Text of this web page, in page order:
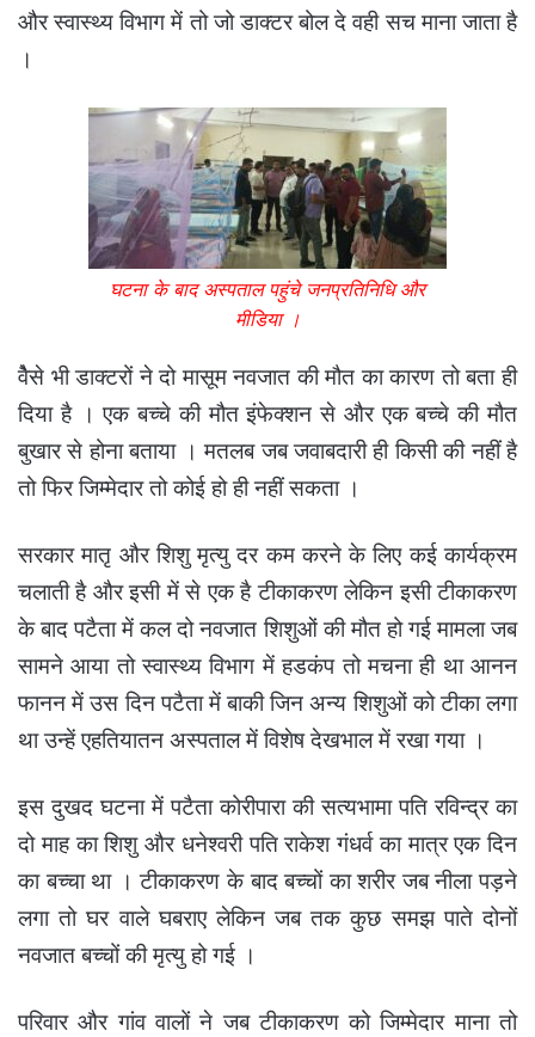
और स्वास्थ्य विभाग में तो जो डाक्टर बोल दे वही सच माना जाता है
।
घटना के बाद अस्पताल पहुंचे जनप्रतिनिधि और
मीडिया ।
वैेसे भी डाक्टरों ने दो मासूम नवजात की मौत का कारण तो बता ही
दिया है । एक बच्चे की मौत इंफेक्शन से और एक बच्चे की मौत
बुखार से होना बताया । मतलब जब जवाबदारी ही किसी की नहीं है
तो फिर जिम्मेदार तो कोई हो ही नहीं सकता ।
सरकार मातृ और शिशु मृत्यु दर कम करने के लिए कई कार्यक्रम
चलाती है और इसी में से एक है टीकाकरण लेकिन इसी टीकाकरण
के बाद पटैता में कल दो नवजात शिशुओं की मौत हो गई मामला जब
सामने आया तो स्वास्थ्य विभाग में हडकंप तो मचना ही था आनन
फानन में उस दिन पटैता में बाकी जिन अन्य शिशुओं को टीका लगा
था उन्हें एहतियातन अस्पताल में विशेष देखभाल में रखा गया ।
इस दुखद घटना में पटैता कोरीपारा की सत्यभामा पति रविन्द्र का
दो माह का शिशु और धनेश्वरी पति राकेश गंधर्व का मात्र एक दिन
का बच्चा था । टीकाकरण के बाद बच्चों का शरीर जब नीला पड़ने
लगा तो घर वाले घबराए लेकिन जब तक कुछ समझ पाते दोनों
नवजात बच्चों की मृत्यु हो गई ।
परिवार और गांव वालों ने जब टीकाकरण को जिम्मेदार माना तो